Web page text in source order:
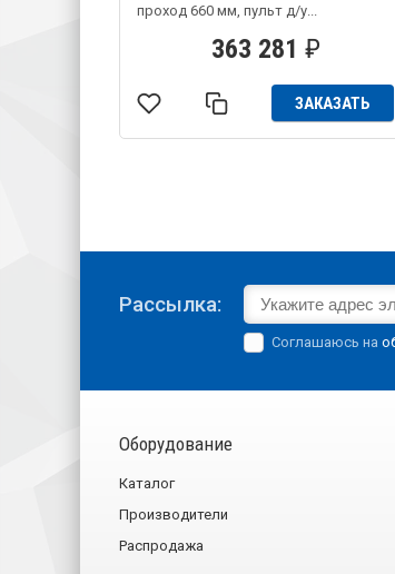
проход 660 мм, пульт д/у...
363 281 ₽
ЗАКАЗАТЬ
Рассылка:
Соглашаюсь на
Оборудование
Каталог
Производители
Распродажа